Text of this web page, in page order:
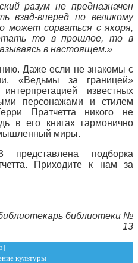
разум не предназначен
вперед по великому
может сорваться с якоря,
то в прошлое, то в
в настоящем.»
Даже если не знакомы с
«Ведьмы за границей»
известных
персонажами и стилем
Пратчетта никого не
в его книгах гармонично
миры.
подборка
Приходите к нам за
библиотеки №
13
культуры